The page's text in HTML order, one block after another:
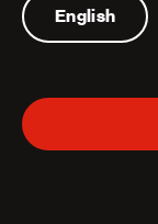
English